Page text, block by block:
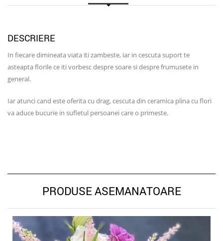
DESCRIERE
In fiecare dimineata viata iti zambeste, iar in cescuta suport te
asteapta florile ce iti vorbesc despre soare si despre frumusete in
general.
Iar atunci cand este oferita cu drag, cescuta din ceramica plina cu flori
va aduce bucurie in sufletul persoanei care o primeste.
PRODUSE ASEMANATOARE